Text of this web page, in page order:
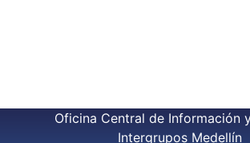
Oficina Central de Información
Intergrupos Medellín